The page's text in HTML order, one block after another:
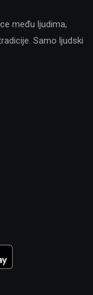
među ljudima,
Samo ljudski